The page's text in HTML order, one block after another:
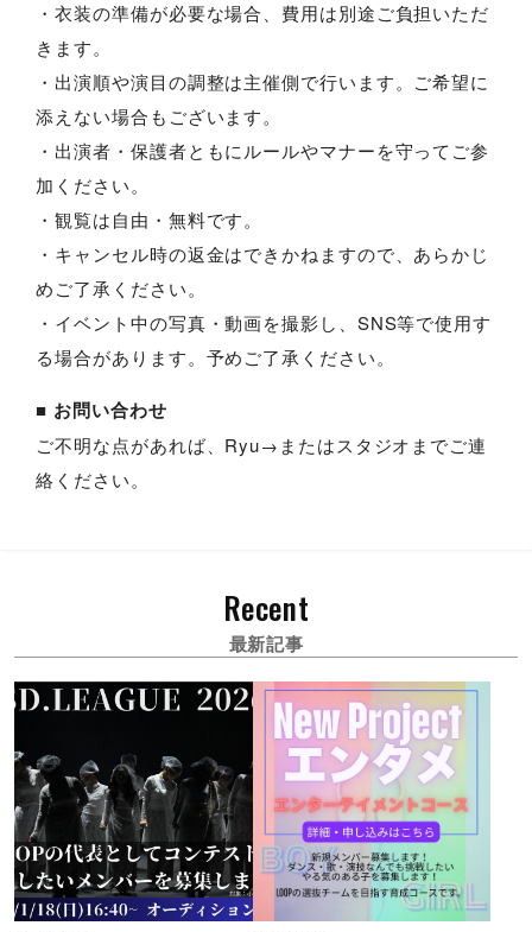
・衣装の準備が必要な場合、費用は別途ご負担いただ
きます。
・出演順や演目の調整は主催側で行います。ご希望に
添えない場合もございます。
・出演者・保護者ともにルールやマナーを守ってご参
加ください。
・観覧は自由・無料です。
・キャンセル時の返金はできかねますので、あらかじ
めご了承ください。
・イベント中の写真・動画を撮影し、SNS等で使用す
る場合があります。予めご了承ください。
■ お問い合わせ
ご不明な点があれば、Ryu→またはスタジオまでご連
絡ください。
Recent
最新記事